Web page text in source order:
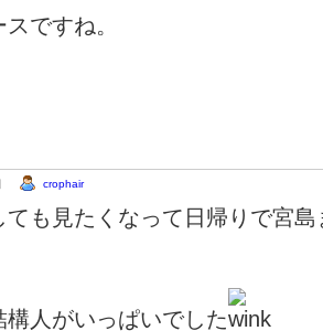
ですね。
crophair
ても見たくなって日帰りで宮
人がいっぱいでした